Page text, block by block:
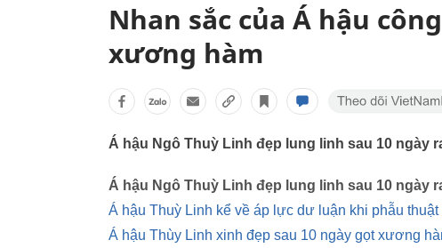
Nhan sắc của Á hậu
xương hàm
Á hậu Ngô Thuỳ Linh đẹp lung linh sau 10 ngày
Á hậu Ngô Thuỳ Linh đẹp lung linh sau 10 ngày
Á hậu Thuỳ Linh kể về áp lực dư luận khi phẫu thuật
Á hậu Thùy Linh xinh đẹp sau 10 ngày gọt xương